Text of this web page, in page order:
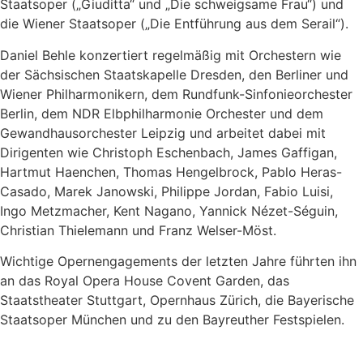
Staatsoper („Giuditta“ und „Die schweigsame Frau“) und
die Wiener Staatsoper („Die Entführung aus dem Serail“).
Daniel Behle konzertiert regelmäßig mit Orchestern wie
der Sächsischen Staatskapelle Dresden, den Berliner und
Wiener Philharmonikern, dem Rundfunk-Sinfonieorchester
Berlin, dem NDR Elbphilharmonie Orchester und dem
Gewandhausorchester Leipzig und arbeitet dabei mit
Dirigenten wie Christoph Eschenbach, James Gaffigan,
Hartmut Haenchen, Thomas Hengelbrock, Pablo Heras-
Casado, Marek Janowski, Philippe Jordan, Fabio Luisi,
Ingo Metzmacher, Kent Nagano, Yannick Nézet-Séguin,
Christian Thielemann und Franz Welser-Möst.
Wichtige Opernengagements der letzten Jahre führten ihn
an das Royal Opera House Covent Garden, das
Staatstheater Stuttgart, Opernhaus Zürich, die Bayerische
Staatsoper München und zu den Bayreuther Festspielen.